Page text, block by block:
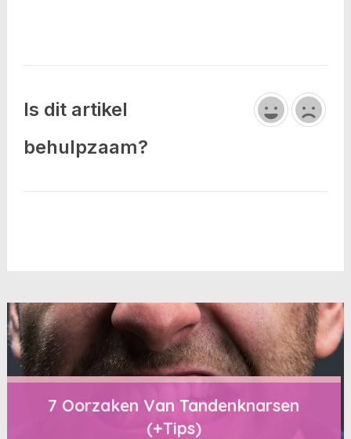
Is dit artikel
behulpzaam?
7 Oorzaken Van Tandenknarsen
(+Tips)